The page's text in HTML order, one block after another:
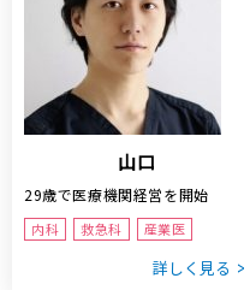
山口
29歳で医療機関経営を開始
内科 救急科 産業医
詳しく見る